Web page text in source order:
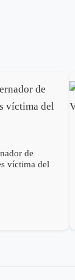
de
víctima del